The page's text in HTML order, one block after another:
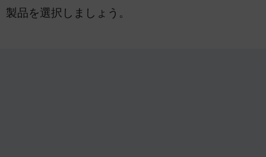
製品を選択しましょう。